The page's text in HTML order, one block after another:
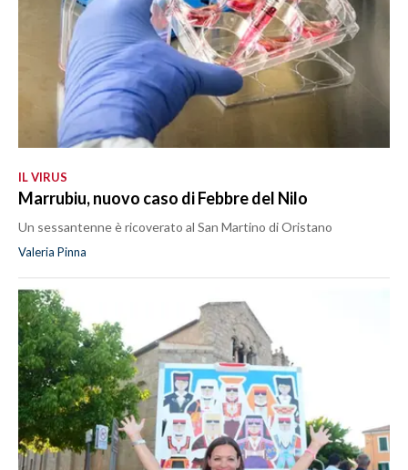
IL VIRUS
Marrubiu, nuovo caso di Febbre del Nilo
Un sessantenne è ricoverato al San Martino di Oristano
Valeria Pinna